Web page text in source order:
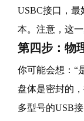
USBC接口，最
本。注意，这
第四步：物
你可能会想：“
盘体是密封的
多型号的USB